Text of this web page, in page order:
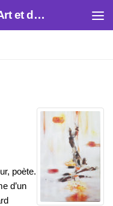
Association Promotion de l'Art et des Artistes
poète.
d’un